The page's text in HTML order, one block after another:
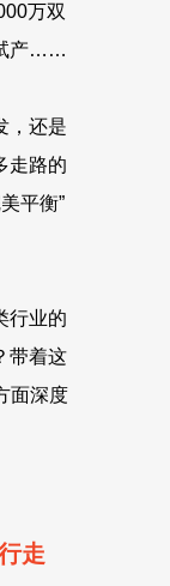
万双
产……
，还是
走路的
平衡”
行业的
带着这
面深度
走